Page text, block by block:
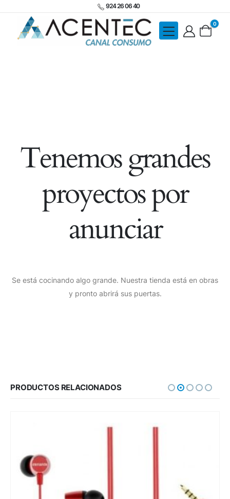
924 26 06 40
0
Tenemos grandes
proyectos por
anunciar
Se está cocinando algo grande. Nuestra tienda está en obras
y pronto abrirá sus puertas.
PRODUCTOS RELACIONADOS